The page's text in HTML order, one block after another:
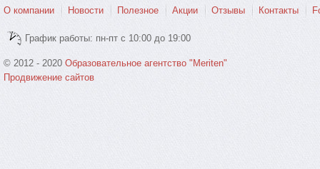
О компании Новости Полезное Акции Отзывы Контакты
График работы: пн-пт с 10:00 до 19:00
© 2012 - 2020 Образовательное агентство "Meriten"
Продвижение сайтов